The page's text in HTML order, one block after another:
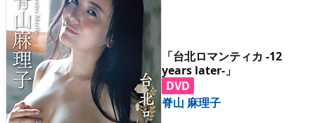
「台北ロマンティカ -12
years later-」
DVD
脊山 麻理子